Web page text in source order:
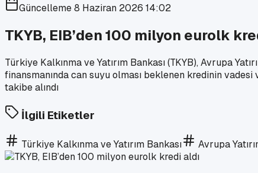
Güncelleme8 Haziran 2026 14:02
TKYB, EIB’den 100 milyon eurolk
Türkiye Kalkınma ve Yatırım Bankası (TKYB), Avrupa
finansmanında can suyu olması beklenen kredinin
takibe alındı
İlgili Etiketler
Türkiye Kalkınma ve Yatırım Bankası Avrupa